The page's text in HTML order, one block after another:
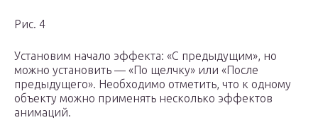
Рис. 4
Установим начало эффекта: «С предыдущим», но
можно установить — «По щелчку» или «После
предыдущего». Необходимо отметить, что к одному
объекту можно применять несколько эффектов
анимаций.